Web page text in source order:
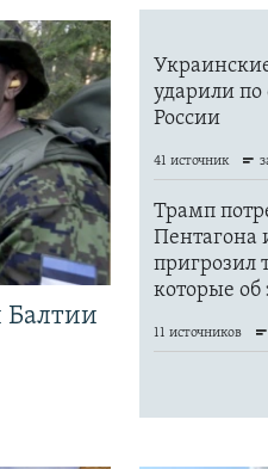
Балтии